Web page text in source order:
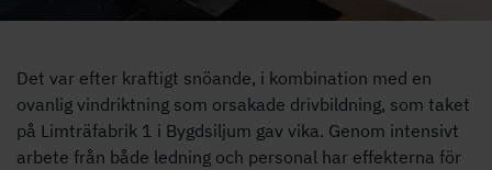
Det var efter kraftigt snöande, i kombination med en
ovanlig vindriktning som orsakade drivbildning, som taket
på Limträfabrik 1 i Bygdsiljum gav vika. Genom intensivt
arbete från både ledning och personal har effekterna för